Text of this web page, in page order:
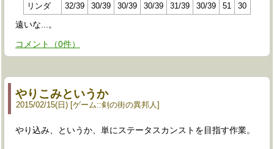
リンダ
32/39 30/39 30/39 30/39 31/39 30/39 51 30
遠いな...。
コメント
（0件）
やりこみというか
2015/02/15(日) ゲーム::剣の街の異邦人
やり込み、というか、単にステータスカンストを目指す作業。